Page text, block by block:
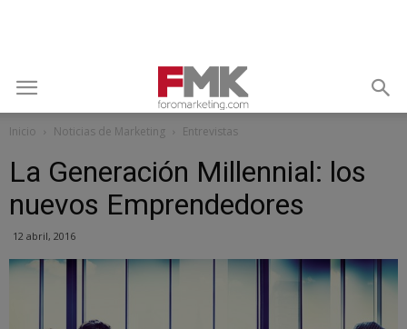
Inicio Noticias de Marketing Entrevistas
La Generación Millennial: los
nuevos Emprendedores
12 abril, 2016